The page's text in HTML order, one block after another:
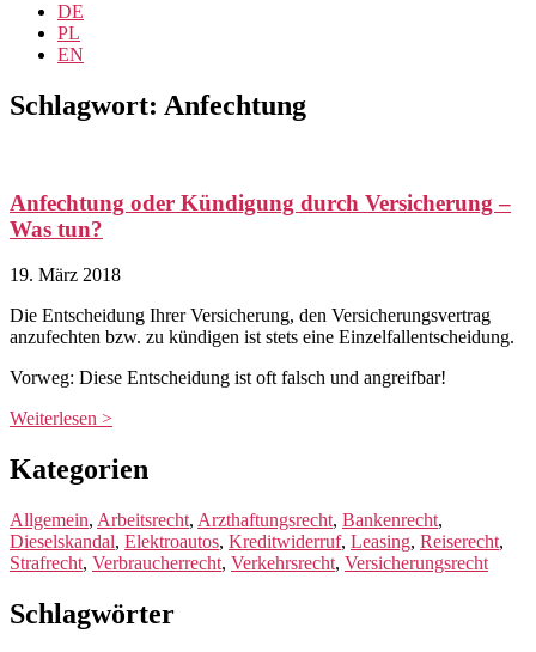
DE
PL
EN
Schlagwort: Anfechtung
Anfechtung oder Kündigung durch Versicherung –
Was tun?
19. März 2018
Die Entscheidung Ihrer Versicherung, den Versicherungsvertrag
anzufechten bzw. zu kündigen ist stets eine Einzelfallentscheidung.
Vorweg: Diese Entscheidung ist oft falsch und angreifbar!
Weiterlesen >
Kategorien
Allgemein, Arbeitsrecht, Arzthaftungsrecht, Bankenrecht,
Dieselskandal, Elektroautos, Kreditwiderruf, Leasing, Reiserecht,
Strafrecht, Verbraucherrecht, Verkehrsrecht, Versicherungsrecht
Schlagwörter